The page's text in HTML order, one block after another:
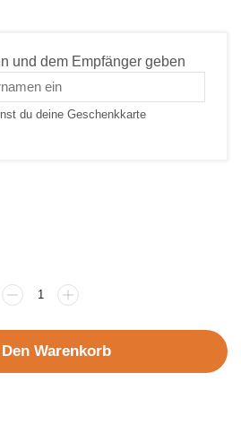
und dem Empfänger geben
du deine Geschenkkarte
Den Warenkorb